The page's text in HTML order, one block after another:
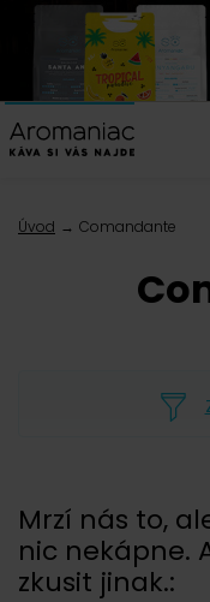
Úvod Comandante
Mrzí nás to,
nic nekápne.
zkusit jinak.: